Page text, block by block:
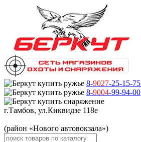
8-9027-25-15-75
8-9004-99-94-00
г.Тамбов, ул.Киквидзе 118е
(район «Нового автовокзала»)